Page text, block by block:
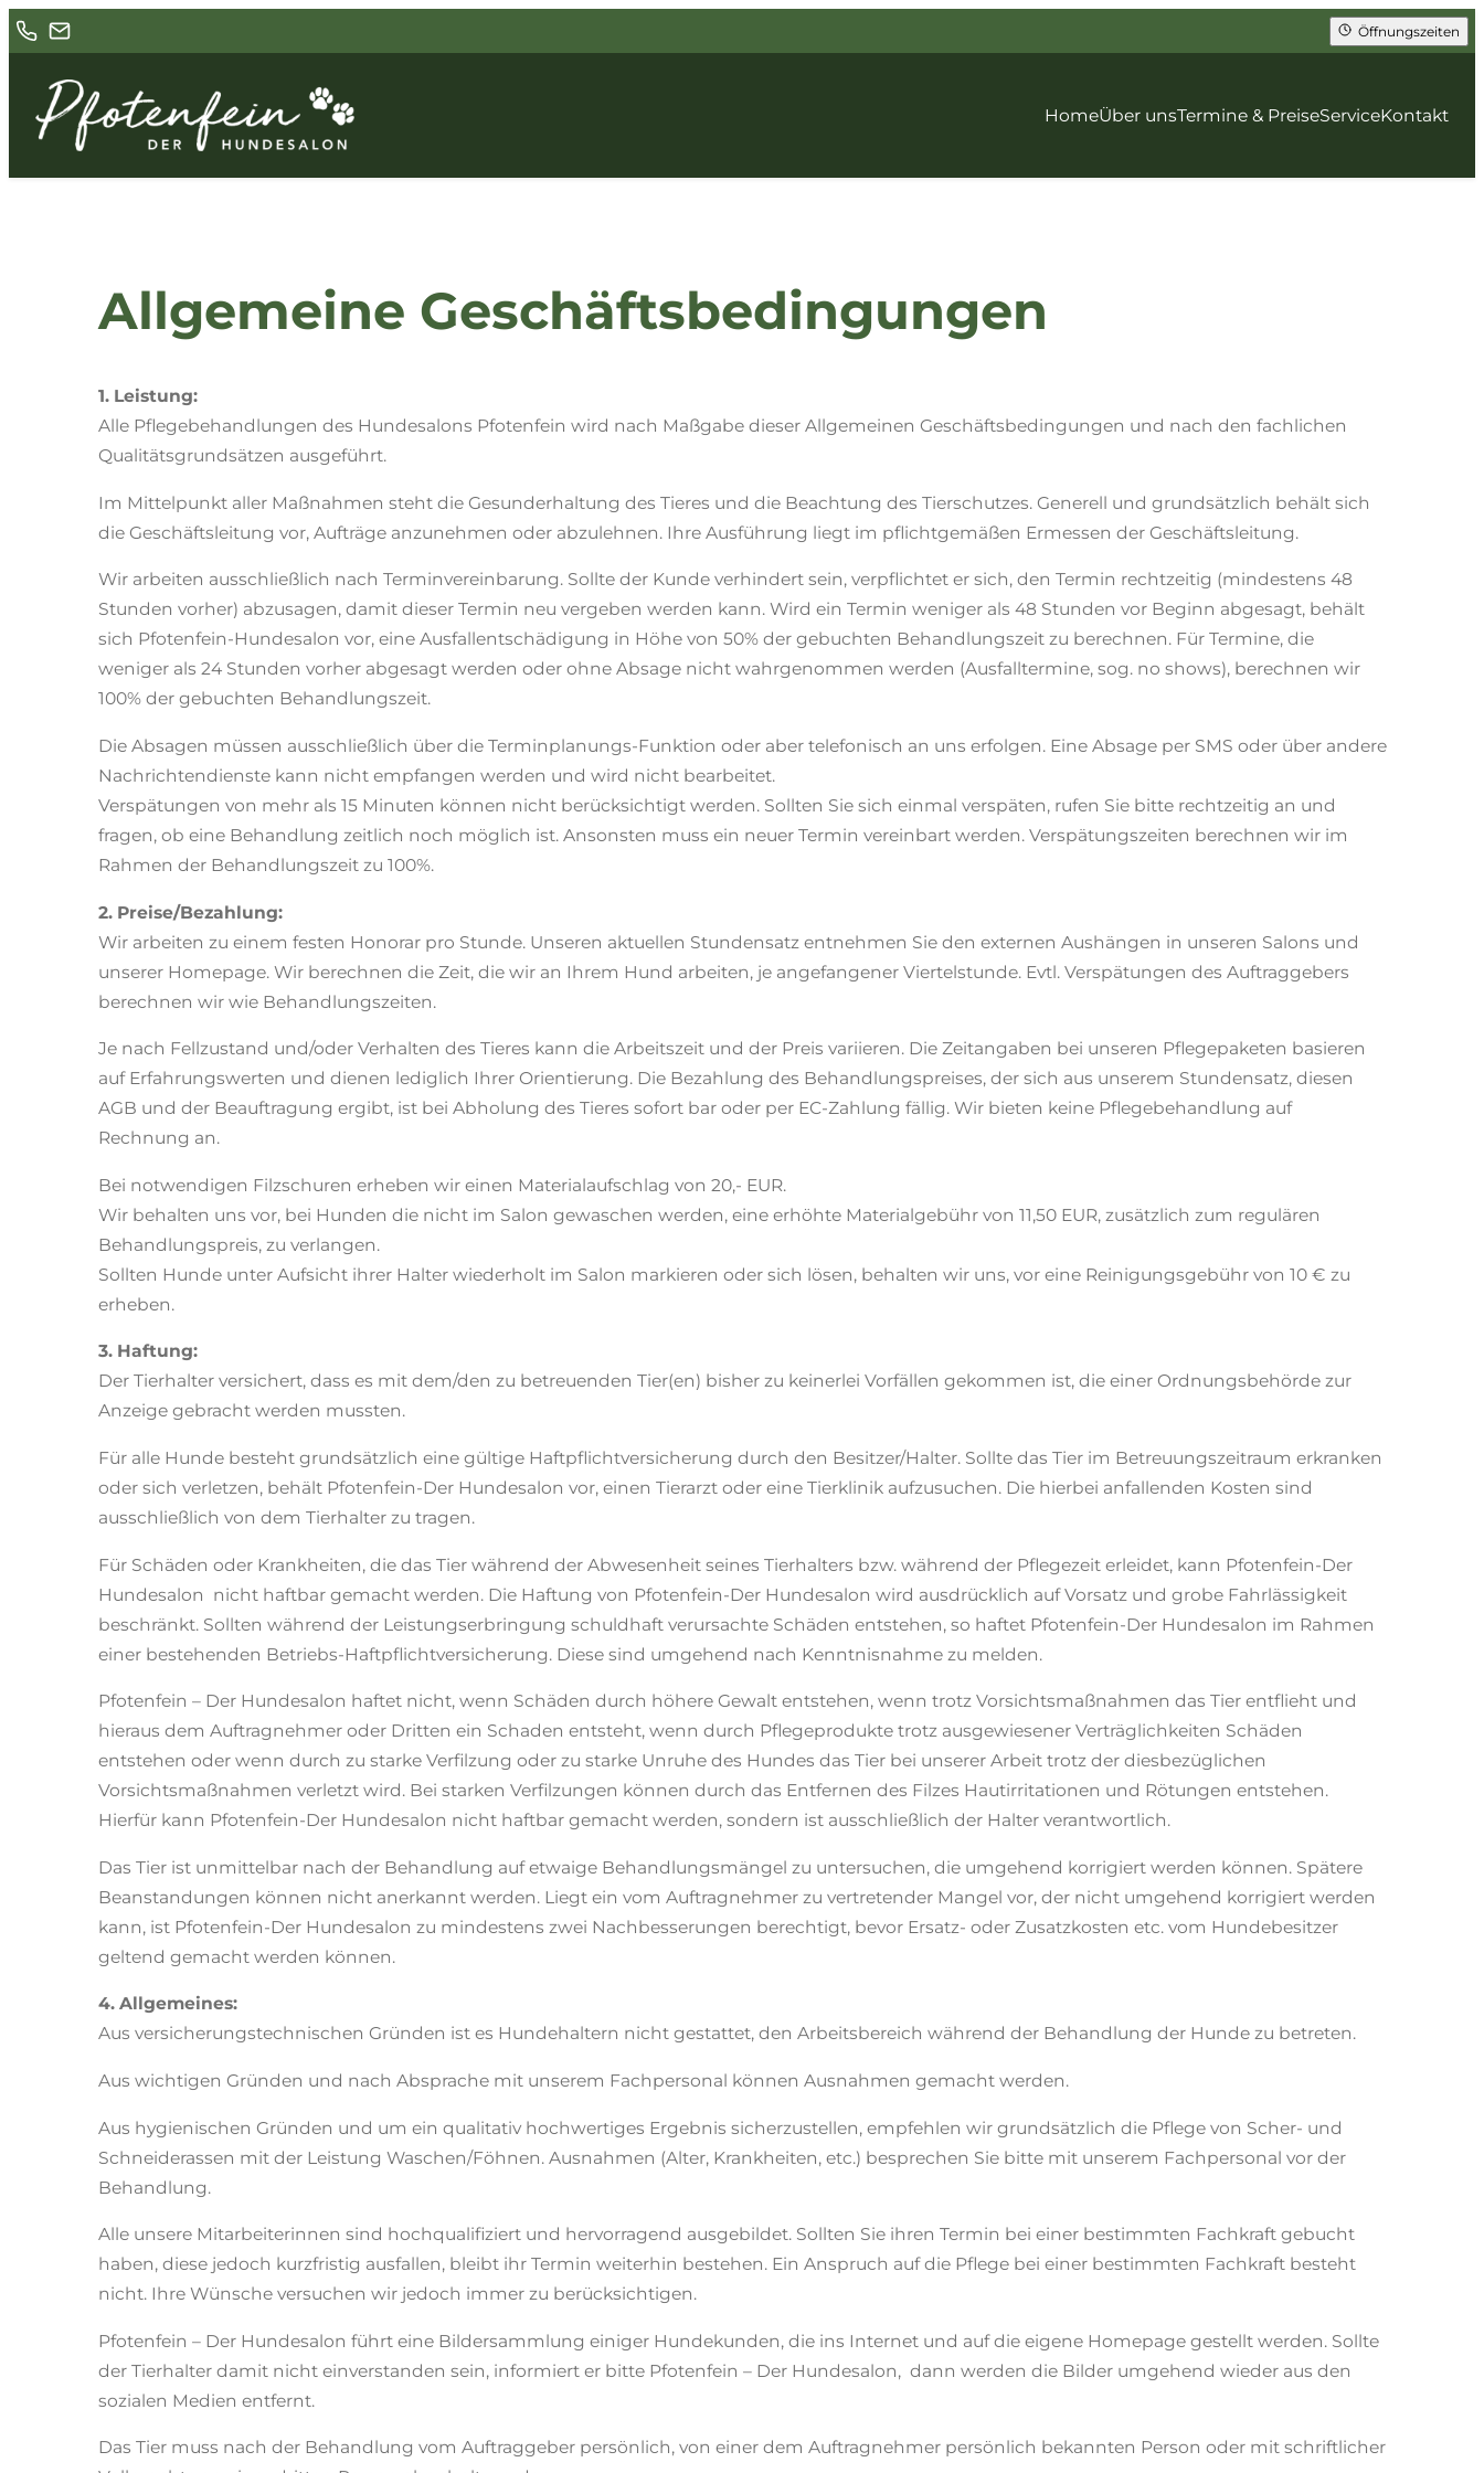
Zum
Inhalt
springen
Öffnungszeiten
HomeÜber unsTermine & PreiseServiceKontakt
Allgemeine Geschäftsbedingungen
1. Leistung:
Alle Pflegebehandlungen des Hundesalons Pfotenfein wird nach Maßgabe dieser Allgemeinen Geschäftsbedingungen und nach den fachlichen
Qualitätsgrundsätzen ausgeführt.
Im Mittelpunkt aller Maßnahmen steht die Gesunderhaltung des Tieres und die Beachtung des Tierschutzes. Generell und grundsätzlich behält sich
die Geschäftsleitung vor, Aufträge anzunehmen oder abzulehnen. Ihre Ausführung liegt im pflichtgemäßen Ermessen der Geschäftsleitung.
Wir arbeiten ausschließlich nach Terminvereinbarung. Sollte der Kunde verhindert sein, verpflichtet er sich, den Termin rechtzeitig (mindestens 48
Stunden vorher) abzusagen, damit dieser Termin neu vergeben werden kann. Wird ein Termin weniger als 48 Stunden vor Beginn abgesagt, behält
sich Pfotenfein-Hundesalon vor, eine Ausfallentschädigung in Höhe von 50% der gebuchten Behandlungszeit zu berechnen. Für Termine, die
weniger als 24 Stunden vorher abgesagt werden oder ohne Absage nicht wahrgenommen werden (Ausfalltermine, sog. no shows), berechnen wir
100% der gebuchten Behandlungszeit.
Die Absagen müssen ausschließlich über die Terminplanungs-Funktion oder aber telefonisch an uns erfolgen. Eine Absage per SMS oder über andere
Nachrichtendienste kann nicht empfangen werden und wird nicht bearbeitet.
Verspätungen von mehr als 15 Minuten können nicht berücksichtigt werden. Sollten Sie sich einmal verspäten, rufen Sie bitte rechtzeitig an und
fragen, ob eine Behandlung zeitlich noch möglich ist. Ansonsten muss ein neuer Termin vereinbart werden. Verspätungszeiten berechnen wir im
Rahmen der Behandlungszeit zu 100%.
2. Preise/Bezahlung:
Wir arbeiten zu einem festen Honorar pro Stunde. Unseren aktuellen Stundensatz entnehmen Sie den externen Aushängen in unseren Salons und
unserer Homepage. Wir berechnen die Zeit, die wir an Ihrem Hund arbeiten, je angefangener Viertelstunde. Evtl. Verspätungen des Auftraggebers
berechnen wir wie Behandlungszeiten.
Je nach Fellzustand und/oder Verhalten des Tieres kann die Arbeitszeit und der Preis variieren. Die Zeitangaben bei unseren Pflegepaketen basieren
auf Erfahrungswerten und dienen lediglich Ihrer Orientierung. Die Bezahlung des Behandlungspreises, der sich aus unserem Stundensatz, diesen
AGB und der Beauftragung ergibt, ist bei Abholung des Tieres sofort bar oder per EC-Zahlung fällig. Wir bieten keine Pflegebehandlung auf
Rechnung an.
Bei notwendigen Filzschuren erheben wir einen Materialaufschlag von 20,- EUR.
Wir behalten uns vor, bei Hunden die nicht im Salon gewaschen werden, eine erhöhte Materialgebühr von 11,50 EUR, zusätzlich zum regulären
Behandlungspreis, zu verlangen.
Sollten Hunde unter Aufsicht ihrer Halter wiederholt im Salon markieren oder sich lösen, behalten wir uns, vor eine Reinigungsgebühr von 10 € zu
erheben.
3. Haftung:
Der Tierhalter versichert, dass es mit dem/den zu betreuenden Tier(en) bisher zu keinerlei Vorfällen gekommen ist, die einer Ordnungsbehörde zur
Anzeige gebracht werden mussten.
Für alle Hunde besteht grundsätzlich eine gültige Haftpflichtversicherung durch den Besitzer/Halter. Sollte das Tier im Betreuungszeitraum erkranken
oder sich verletzen, behält Pfotenfein-Der Hundesalon vor, einen Tierarzt oder eine Tierklinik aufzusuchen. Die hierbei anfallenden Kosten sind
ausschließlich von dem Tierhalter zu tragen.
Für Schäden oder Krankheiten, die das Tier während der Abwesenheit seines Tierhalters bzw. während der Pflegezeit erleidet, kann Pfotenfein-Der
Hundesalon nicht haftbar gemacht werden. Die Haftung von Pfotenfein-Der Hundesalon wird ausdrücklich auf Vorsatz und grobe Fahrlässigkeit
beschränkt. Sollten während der Leistungserbringung schuldhaft verursachte Schäden entstehen, so haftet Pfotenfein-Der Hundesalon im Rahmen
einer bestehenden Betriebs-Haftpflichtversicherung. Diese sind umgehend nach Kenntnisnahme zu melden.
Pfotenfein – Der Hundesalon haftet nicht, wenn Schäden durch höhere Gewalt entstehen, wenn trotz Vorsichtsmaßnahmen das Tier entflieht und
hieraus dem Auftragnehmer oder Dritten ein Schaden entsteht, wenn durch Pflegeprodukte trotz ausgewiesener Verträglichkeiten Schäden
entstehen oder wenn durch zu starke Verfilzung oder zu starke Unruhe des Hundes das Tier bei unserer Arbeit trotz der diesbezüglichen
Vorsichtsmaßnahmen verletzt wird. Bei starken Verfilzungen können durch das Entfernen des Filzes Hautirritationen und Rötungen entstehen.
Hierfür kann Pfotenfein-Der Hundesalon nicht haftbar gemacht werden, sondern ist ausschließlich der Halter verantwortlich.
Das Tier ist unmittelbar nach der Behandlung auf etwaige Behandlungsmängel zu untersuchen, die umgehend korrigiert werden können. Spätere
Beanstandungen können nicht anerkannt werden. Liegt ein vom Auftragnehmer zu vertretender Mangel vor, der nicht umgehend korrigiert werden
kann, ist Pfotenfein-Der Hundesalon zu mindestens zwei Nachbesserungen berechtigt, bevor Ersatz- oder Zusatzkosten etc. vom Hundebesitzer
geltend gemacht werden können.
4. Allgemeines:
Aus versicherungstechnischen Gründen ist es Hundehaltern nicht gestattet, den Arbeitsbereich während der Behandlung der Hunde zu betreten.
Aus wichtigen Gründen und nach Absprache mit unserem Fachpersonal können Ausnahmen gemacht werden.
Aus hygienischen Gründen und um ein qualitativ hochwertiges Ergebnis sicherzustellen, empfehlen wir grundsätzlich die Pflege von Scher- und
Schneiderassen mit der Leistung Waschen/Föhnen. Ausnahmen (Alter, Krankheiten, etc.) besprechen Sie bitte mit unserem Fachpersonal vor der
Behandlung.
Alle unsere Mitarbeiterinnen sind hochqualifiziert und hervorragend ausgebildet. Sollten Sie ihren Termin bei einer bestimmten Fachkraft gebucht
haben, diese jedoch kurzfristig ausfallen, bleibt ihr Termin weiterhin bestehen. Ein Anspruch auf die Pflege bei einer bestimmten Fachkraft besteht
nicht. Ihre Wünsche versuchen wir jedoch immer zu berücksichtigen.
Pfotenfein – Der Hundesalon führt eine Bildersammlung einiger Hundekunden, die ins Internet und auf die eigene Homepage gestellt werden. Sollte
der Tierhalter damit nicht einverstanden sein, informiert er bitte Pfotenfein – Der Hundesalon, dann werden die Bilder umgehend wieder aus den
sozialen Medien entfernt.
Das Tier muss nach der Behandlung vom Auftraggeber persönlich, von einer dem Auftragnehmer persönlich bekannten Person oder mit schriftlicher